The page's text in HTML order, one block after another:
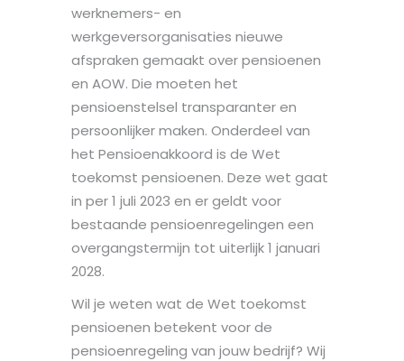
werknemers- en
werkgeversorganisaties nieuwe
afspraken gemaakt over pensioenen
en AOW. Die moeten het
pensioenstelsel transparanter en
persoonlijker maken. Onderdeel van
het Pensioenakkoord is de Wet
toekomst pensioenen. Deze wet gaat
in per 1 juli 2023 en er geldt voor
bestaande pensioenregelingen een
overgangstermijn tot uiterlijk 1 januari
2028.
Wil je weten wat de Wet toekomst
pensioenen betekent voor de
pensioenregeling van jouw bedrijf? Wij